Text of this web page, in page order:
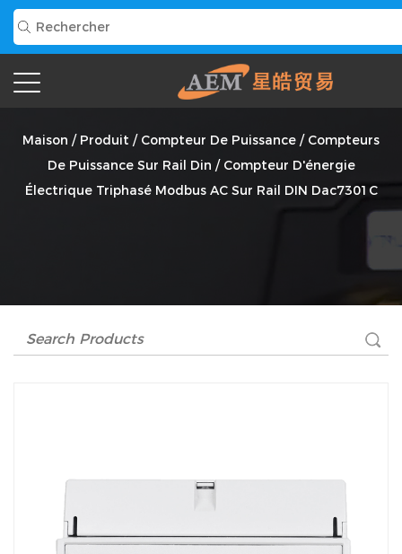
Compteur D'énergie Électrique Triphasé Modbus AC Sur
Rail DIN Dac7301C Fournisseur
Maison / Produit / Compteur De Puissance / Compteurs
De Puissance Sur Rail Din / Compteur D'énergie
Électrique Triphasé Modbus AC Sur Rail DIN Dac7301C